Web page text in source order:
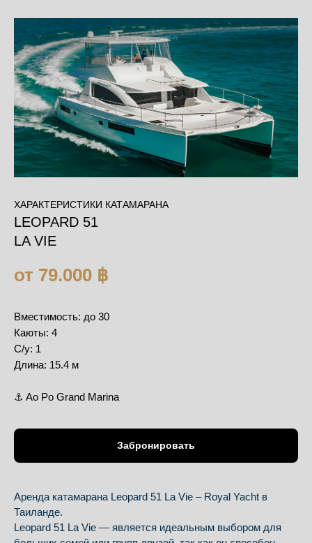
ХАРАКТЕРИСТИКИ КАТАМАРАНА
LEOPARD 51
LA VIE
от 79.000 ฿
Вместимость: до 30
Каюты: 4
С/у: 1
Длина: 15.4 м
⚓️ Ao Po Grand Marina
Забронировать
Аренда катамарана Leopard 51 La Vie – Royal Yacht в
Таиланде.
Leopard 51 La Vie — является идеальным выбором для